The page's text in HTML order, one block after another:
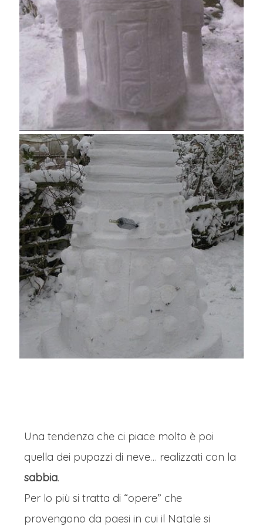
Una tendenza che ci piace molto è poi
quella dei pupazzi di neve… realizzati con la
sabbia.
Per lo più si tratta di “opere” che
provengono da paesi in cui il Natale si